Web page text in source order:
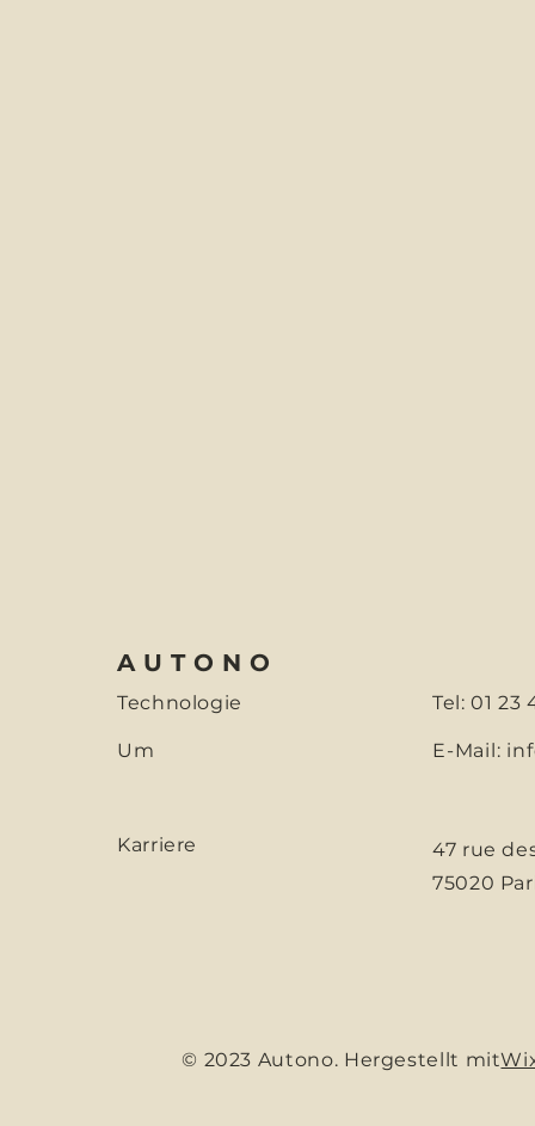
AUTONO
Technologie
Um
Karriere
Tel: 01 23
E-Mail:
47 rue
75020
© 2023 Autono. Hergestellt mit